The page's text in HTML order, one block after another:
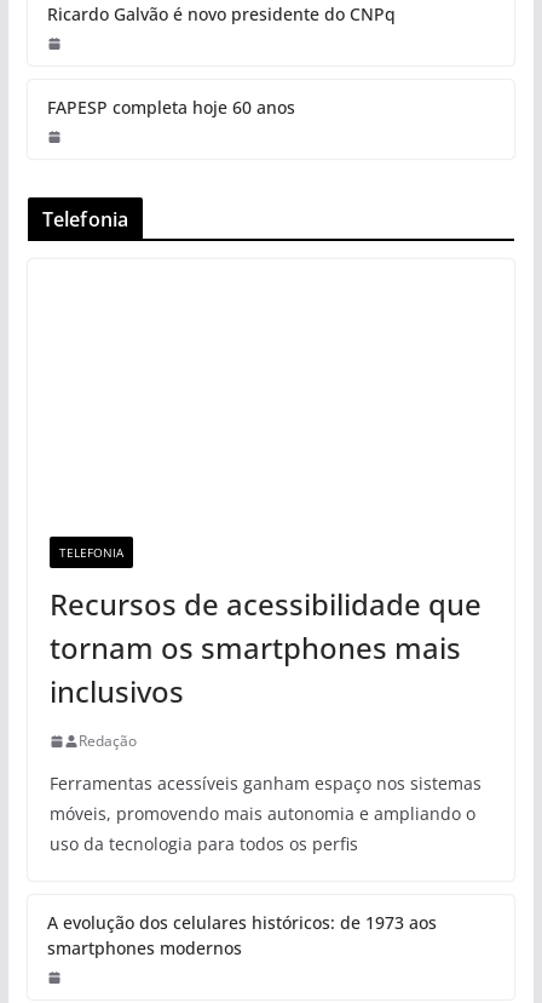
Ricardo Galvão é novo presidente do CNPq
FAPESP completa hoje 60 anos
Telefonia
TELEFONIA
Recursos de acessibilidade que
tornam os smartphones mais
inclusivos
Redação
Ferramentas acessíveis ganham espaço nos sistemas
móveis, promovendo mais autonomia e ampliando o
uso da tecnologia para todos os perfis
A evolução dos celulares históricos: de 1973 aos
smartphones modernos